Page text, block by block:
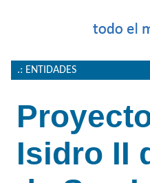
.: ENTIDADES
Isidro II